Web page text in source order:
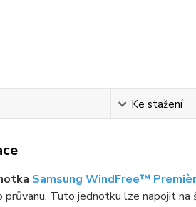
Ke stažení
Samsung WindFree™
Tuto jednotku lze napojit na